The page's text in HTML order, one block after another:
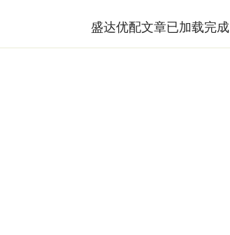
盛达优配文章已加载完成